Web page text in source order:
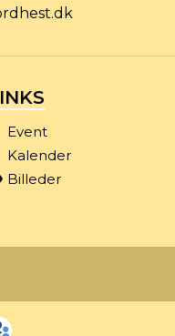
Event
Kalender
Billeder